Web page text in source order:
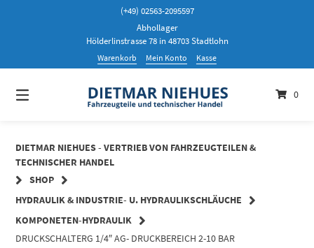
(+49) 02563-2095597
Abhollager
Hölderlinstrasse 78 in 48703 Stadtlohn
Warenkorb Mein Konto Kasse
0
DIETMAR NIEHUES - VERTRIEB VON FAHRZEUGTEILEN &
TECHNISCHER HANDEL
SHOP
HYDRAULIK & INDUSTRIE- U. HYDRAULIKSCHLÄUCHE
KOMPONETEN-HYDRAULIK
DRUCKSCHALTERG 1/4″ AG- DRUCKBEREICH 2-10 BAR